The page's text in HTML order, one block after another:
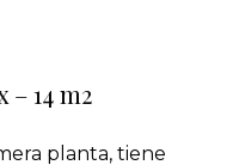
– 14 m2
planta, tiene